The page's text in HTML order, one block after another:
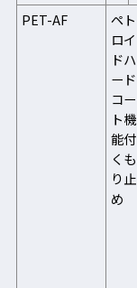
PET-AF
ペト
ロイ
ドハ
ード
コー
ト機
能付
くも
り止
め